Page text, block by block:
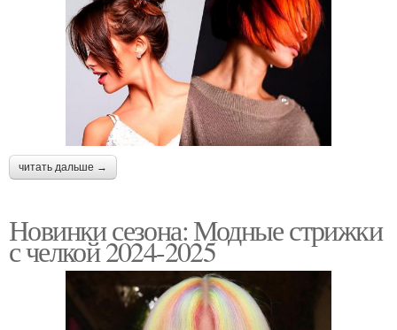
читать дальше →
Новинки сезона: Модные стрижки
с челкой 2024-2025